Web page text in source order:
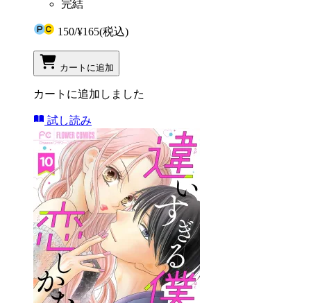
完結
150/¥165(税込)
カートに追加
カートに追加しました
試し読み